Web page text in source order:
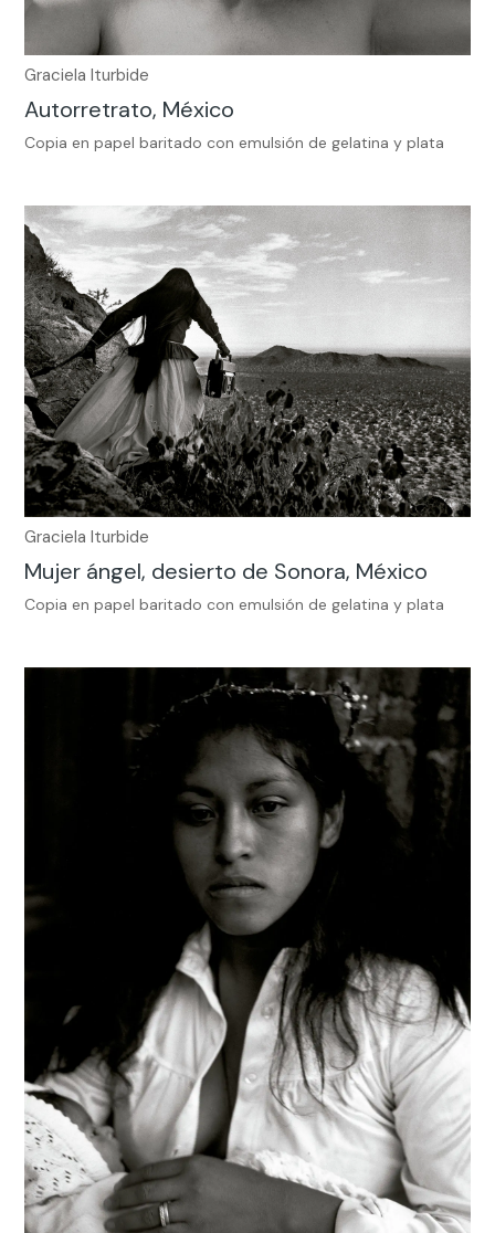
Graciela Iturbide
Autorretrato, México
Copia en papel baritado con emulsión de gelatina y plata
Graciela Iturbide
Mujer ángel, desierto de Sonora, México
Copia en papel baritado con emulsión de gelatina y plata